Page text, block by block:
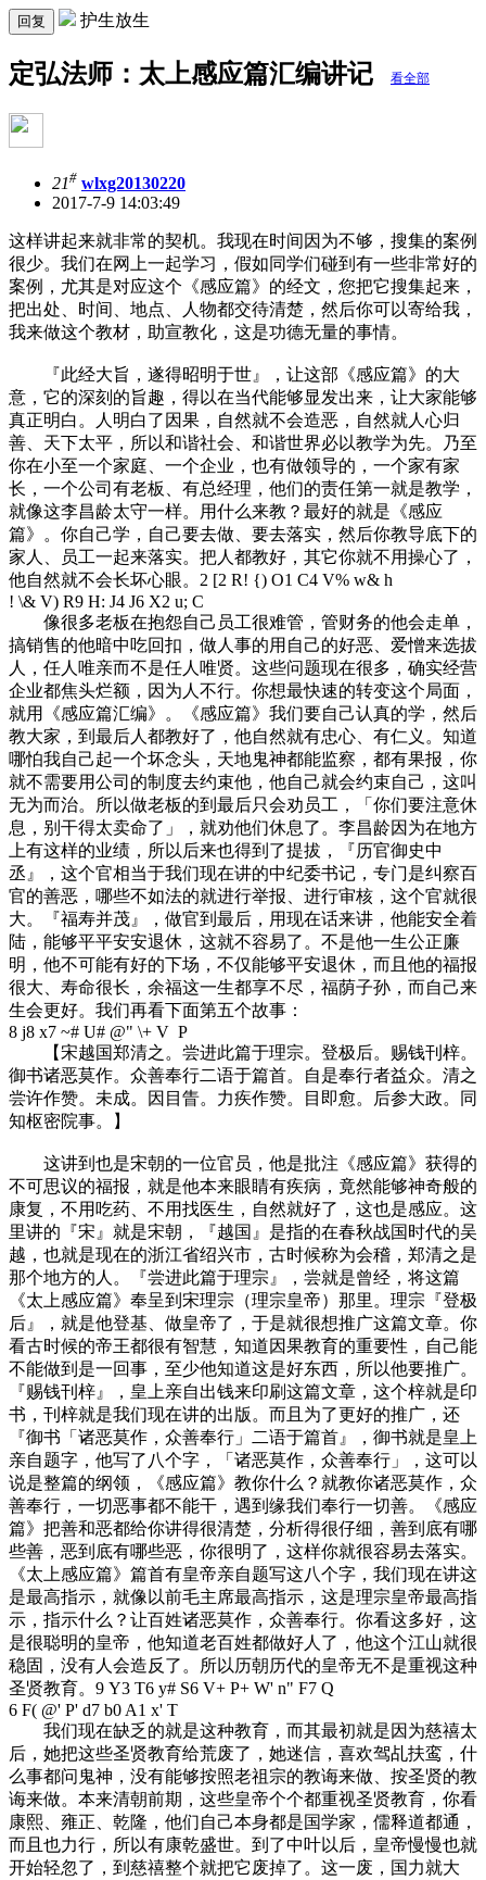
回复 护生放生
定弘法师：太上感应篇汇编讲记 看全部
21# wlxg20130220
2017-7-9 14:03:49
这样讲起来就非常的契机。我现在时间因为不够，搜集的案例
很少。我们在网上一起学习，假如同学们碰到有一些非常好的
案例，尤其是对应这个《感应篇》的经文，您把它搜集起来，
把出处、时间、地点、人物都交待清楚，然后你可以寄给我，
我来做这个教材，助宣教化，这是功德无量的事情。
『此经大旨，遂得昭明于世』，让这部《感应篇》的大
意，它的深刻的旨趣，得以在当代能够显发出来，让大家能够
真正明白。人明白了因果，自然就不会造恶，自然就人心归
善、天下太平，所以和谐社会、和谐世界必以教学为先。乃至
你在小至一个家庭、一个企业，也有做领导的，一个家有家
长，一个公司有老板、有总经理，他们的责任第一就是教学，
就像这李昌龄太守一样。用什么来教？最好的就是《感应
篇》。你自己学，自己要去做、要去落实，然后你教导底下的
家人、员工一起来落实。把人都教好，其它你就不用操心了，
他自然就不会长坏心眼。 2 [2 R! {) O1 C4 V% w& h
! \& V) R9 H: J4 J6 X2 u; C
像很多老板在抱怨自己员工很难管，管财务的他会走单，
搞销售的他暗中吃回扣，做人事的用自己的好恶、爱憎来选拔
人，任人唯亲而不是任人唯贤。这些问题现在很多，确实经营
企业都焦头烂额，因为人不行。你想最快速的转变这个局面，
就用《感应篇汇编》。《感应篇》我们要自己认真的学，然后
教大家，到最后人都教好了，他自然就有忠心、有仁义。知道
哪怕我自己起一个坏念头，天地鬼神都能监察，都有果报，你
就不需要用公司的制度去约束他，他自己就会约束自己，这叫
无为而治。所以做老板的到最后只会劝员工，「你们要注意休
息，别干得太卖命了」，就劝他们休息了。李昌龄因为在地方
上有这样的业绩，所以后来也得到了提拔，『历官御史中
丞』，这个官相当于我们现在讲的中纪委书记，专门是纠察百
官的善恶，哪些不如法的就进行举报、进行审核，这个官就很
大。『福寿并茂』，做官到最后，用现在话来讲，他能安全着
陆，能够平平安安退休，这就不容易了。不是他一生公正廉
明，他不可能有好的下场，不仅能够平安退休，而且他的福报
很大、寿命很长，余福这一生都享不尽，福荫子孙，而自己来
生会更好。我们再看下面第五个故事：
8 j8 x7 ~# U# @" \+ V P
【宋越国郑清之。尝进此篇于理宗。登极后。赐钱刊梓。
御书诸恶莫作。众善奉行二语于篇首。自是奉行者益众。清之
尝许作赞。未成。因目眚。力疾作赞。目即愈。后参大政。同
知枢密院事。】
这讲到也是宋朝的一位官员，他是批注《感应篇》获得的
不可思议的福报，就是他本来眼睛有疾病，竟然能够神奇般的
康复，不用吃药、不用找医生，自然就好了，这也是感应。这
里讲的『宋』就是宋朝，『越国』是指的在春秋战国时代的吴
越，也就是现在的浙江省绍兴市，古时候称为会稽，郑清之是
那个地方的人。『尝进此篇于理宗』，尝就是曾经，将这篇
《太上感应篇》奉呈到宋理宗（理宗皇帝）那里。理宗『登极
后』，就是他登基、做皇帝了，于是就很想推广这篇文章。你
看古时候的帝王都很有智慧，知道因果教育的重要性，自己能
不能做到是一回事，至少他知道这是好东西，所以他要推广。
『赐钱刊梓』，皇上亲自出钱来印刷这篇文章，这个梓就是印
书，刊梓就是我们现在讲的出版。而且为了更好的推广，还
『御书「诸恶莫作，众善奉行」二语于篇首』，御书就是皇上
亲自题字，他写了八个字，「诸恶莫作，众善奉行」，这可以
说是整篇的纲领，《感应篇》教你什么？就教你诸恶莫作，众
善奉行，一切恶事都不能干，遇到缘我们奉行一切善。《感应
篇》把善和恶都给你讲得很清楚，分析得很仔细，善到底有哪
些善，恶到底有哪些恶，你很明了，这样你就很容易去落实。
《太上感应篇》篇首有皇帝亲自题写这八个字，我们现在讲这
是最高指示，就像以前毛主席最高指示，这是理宗皇帝最高指
示，指示什么？让百姓诸恶莫作，众善奉行。你看这多好，这
是很聪明的皇帝，他知道老百姓都做好人了，他这个江山就很
稳固，没有人会造反了。所以历朝历代的皇帝无不是重视这种
圣贤教育。 9 Y3 T6 y# S6 V+ P+ W' n" F7 Q
6 F( @' P' d7 b0 A1 x' T
我们现在缺乏的就是这种教育，而其最初就是因为慈禧太
后，她把这些圣贤教育给荒废了，她迷信，喜欢驾乩扶鸾，什
么事都问鬼神，没有能够按照老祖宗的教诲来做、按圣贤的教
诲来做。本来清朝前期，这些皇帝个个都重视圣贤教育，你看
康熙、雍正、乾隆，他们自己本身都是国学家，儒释道都通，
而且也力行，所以有康乾盛世。到了中叶以后，皇帝慢慢也就
开始轻忽了，到慈禧整个就把它废掉了。这一废，国力就大